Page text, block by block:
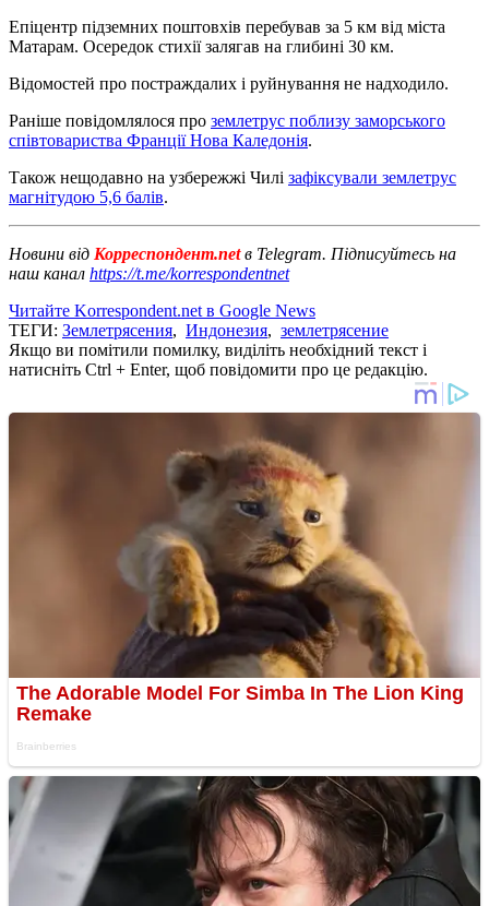
Епіцентр підземних поштовхів перебував за 5 км від міста
Матарам. Осередок стихії залягав на глибині 30 км.
Відомостей про постраждалих і руйнування не надходило.
Раніше повідомлялося про землетрус поблизу заморського
співтовариства Франції Нова Каледонія.
Також нещодавно на узбережжі Чилі зафіксували землетрус
магнітудою 5,6 балів.
Новини від Корреспондент.netв Telegram. Підписуйтесь на
наш канал https://t.me/korrespondentnet
Читайте Korrespondent.net в Google News
ТЕГИ: Землетрясения, Индонезия, землетрясение
Якщо ви помітили помилку, виділіть необхідний текст і
натисніть Ctrl + Enter, щоб повідомити про це редакцію.